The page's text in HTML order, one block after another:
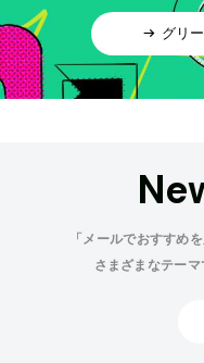
グリ
「メールでおすすめ
さまざまなテー